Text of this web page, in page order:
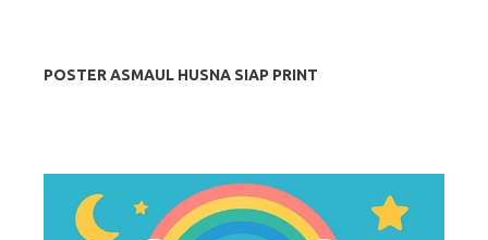
POSTER ASMAUL HUSNA SIAP PRINT